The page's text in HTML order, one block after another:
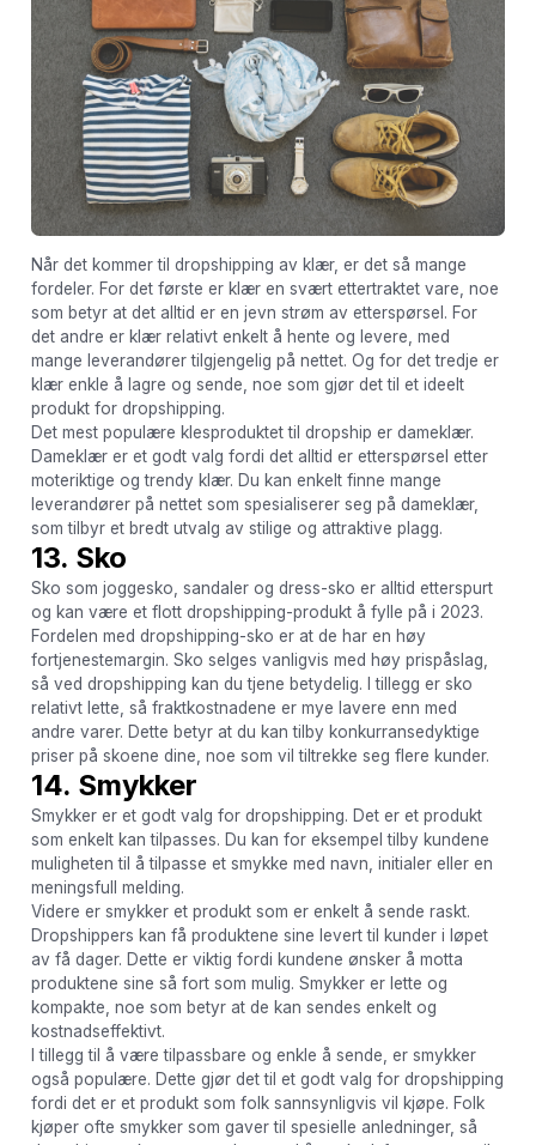
Når det kommer til dropshipping av klær, er det så mange
fordeler. For det første er klær en svært ettertraktet vare, noe
som betyr at det alltid er en jevn strøm av etterspørsel. For
det andre er klær relativt enkelt å hente og levere, med
mange leverandører tilgjengelig på nettet. Og for det tredje er
klær enkle å lagre og sende, noe som gjør det til et ideelt
produkt for dropshipping.
Det mest populære klesproduktet til dropship er dameklær.
Dameklær er et godt valg fordi det alltid er etterspørsel etter
moteriktige og trendy klær. Du kan enkelt finne mange
leverandører på nettet som spesialiserer seg på dameklær,
som tilbyr et bredt utvalg av stilige og attraktive plagg.
13. Sko
Sko som joggesko, sandaler og dress-sko er alltid etterspurt
og kan være et flott dropshipping-produkt å fylle på i 2023.
Fordelen med dropshipping-sko er at de har en høy
fortjenestemargin. Sko selges vanligvis med høy prispåslag,
så ved dropshipping kan du tjene betydelig. I tillegg er sko
relativt lette, så fraktkostnadene er mye lavere enn med
andre varer. Dette betyr at du kan tilby konkurransedyktige
priser på skoene dine, noe som vil tiltrekke seg flere kunder.
14. Smykker
Smykker er et godt valg for dropshipping. Det er et produkt
som enkelt kan tilpasses. Du kan for eksempel tilby kundene
muligheten til å tilpasse et smykke med navn, initialer eller en
meningsfull melding.
Videre er smykker et produkt som er enkelt å sende raskt.
Dropshippers kan få produktene sine levert til kunder i løpet
av få dager. Dette er viktig fordi kundene ønsker å motta
produktene sine så fort som mulig. Smykker er lette og
kompakte, noe som betyr at de kan sendes enkelt og
kostnadseffektivt.
I tillegg til å være tilpassbare og enkle å sende, er smykker
også populære. Dette gjør det til et godt valg for dropshipping
fordi det er et produkt som folk sannsynligvis vil kjøpe. Folk
kjøper ofte smykker som gaver til spesielle anledninger, så